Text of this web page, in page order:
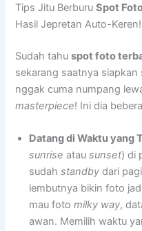
Tips Jitu BerburuSpot
Hasil Jepretan Auto-Keren!
Sudah tahuspot foto
sekarang saatnya
nggak cuma numpang
masterpiece! Ini dia
Datang di Waktu yang
sunrise atausunset) di
sudahstandby dari
lembutnya bikin foto
mau fotomilky way,
awan. Memilih waktu